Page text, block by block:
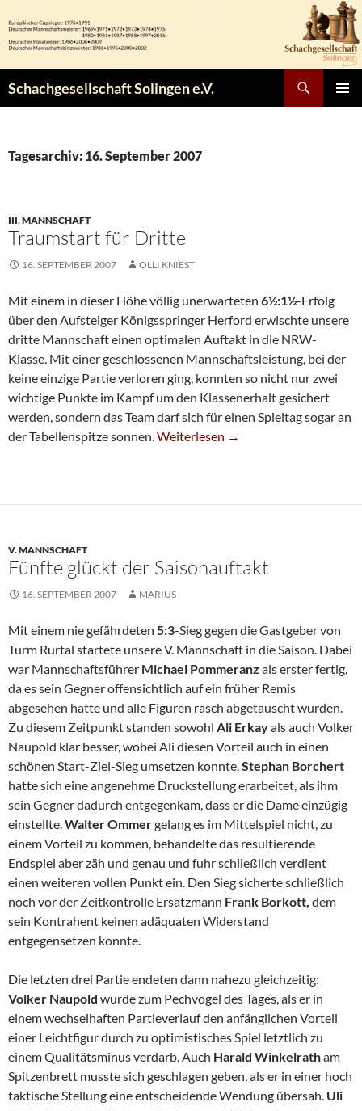
Inhalt
springen
Schachgesellschaft Solingen e.V.
Tagesarchiv: 16. September 2007
III. MANNSCHAFT
Traumstart für Dritte
16. SEPTEMBER 2007 OLLI KNIEST
Mit einem in dieser Höhe völlig unerwarteten 6½:1½-Erfolg
über den Aufsteiger Königsspringer Herford erwischte unsere
dritte Mannschaft einen optimalen Auftakt in die NRW-
Klasse. Mit einer geschlossenen Mannschaftsleistung, bei der
keine einzige Partie verloren ging, konnten so nicht nur zwei
wichtige Punkte im Kampf um den Klassenerhalt gesichert
werden, sondern das Team darf sich für einen Spieltag sogar an
der Tabellenspitze sonnen.Traumstart Für Dritte
Weiterlesen →
V. MANNSCHAFT
Fünfte glückt der Saisonauftakt
16. SEPTEMBER 2007 MARIUS
Mit einem nie gefährdeten 5:3-Sieg gegen die Gastgeber von
Turm Rurtal startete unsere V. Mannschaft in die Saison. Dabei
war Mannschaftsführer Michael Pommeranz als erster fertig,
da es sein Gegner offensichtlich auf ein früher Remis
abgesehen hatte und alle Figuren rasch abgetauscht wurden.
Zu diesem Zeitpunkt standen sowohl Ali Erkayals auch Volker
Naupold klar besser, wobei Ali diesen Vorteil auch in einen
schönen Start-Ziel-Sieg umsetzen konnte.Stephan Borchert
hatte sich eine angenehme Druckstellung erarbeitet, als ihm
sein Gegner dadurch entgegenkam, dass er die Dame einzügig
einstellte.Walter Ommergelang es im Mittelspiel nicht, zu
einem Vorteil zu kommen, behandelte das resultierende
Endspiel aber zäh und genau und fuhr schließlich verdient
einen weiteren vollen Punkt ein. Den Sieg sicherte schließlich
noch vor der Zeitkontrolle Ersatzmann Frank Borkott, dem
sein Kontrahent keinen adäquaten Widerstand
entgegensetzen konnte.
Die letzten drei Partie endeten dann nahezu gleichzeitig:
Volker Naupold wurde zum Pechvogel des Tages, als er in
einem wechselhaften Partieverlauf den anfänglichen Vorteil
einer Leichtfigur durch zu optimistisches Spiel letztlich zu
einem Qualitätsminus verdarb. Auch Harald Winkelratham
Spitzenbrett musste sich geschlagen geben, als er in einer hoch
taktische Stellung eine entscheidende Wendung übersah. Uli